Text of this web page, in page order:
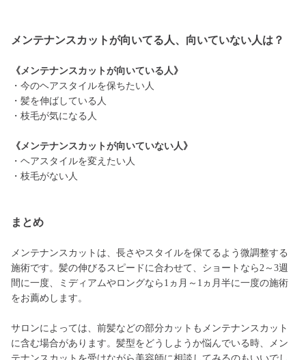
メンテナンスカットが向いてる人、向いていない人は？
《メンテナンスカットが向いている人》
・今のヘアスタイルを保ちたい人
・髪を伸ばしている人
・枝毛が気になる人
《メンテナンスカットが向いていない人》
・ヘアスタイルを変えたい人
・枝毛がない人
まとめ
メンテナンスカットは、長さやスタイルを保てるよう微調整する
施術です。髪の伸びるスピードに合わせて、ショートなら2～3週
間に一度、ミディアムやロングなら1ヵ月～1ヵ月半に一度の施術
をお薦めします。
サロンによっては、前髪などの部分カットもメンテナンスカット
に含む場合があります。髪型をどうしようか悩んでいる時、メン